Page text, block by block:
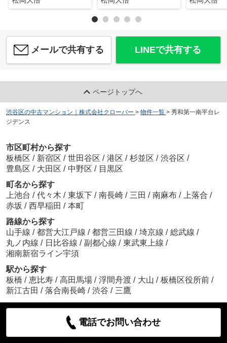
メールで共有する LINEで共有する
ページトップへ
渋谷区の中古マンション｜株式会社クローバー > 物件一覧 > 秀和第一南平台レ
ジデンス
市区町村から探す
板橋区 / 新宿区 / 世田谷区 / 港区 / 杉並区 / 渋谷区 /
豊島区 / 大田区 / 中野区 / 目黒区
町名から探す
上池台 / 代々木 / 東坂下 / 南長崎 / 三田 / 南麻布 / 上落合 /
赤坂 / 西早稲田 / 本町
路線から探す
山手線 / 都営大江戸線 / 都営三田線 / 埼京線 / 総武線 /
丸ノ内線 / 日比谷線 / 副都心線 / 東武東上線 /
湘南新宿ライン宇須
駅から探す
板橋 / 恵比寿 / 高田馬場 / 浮間舟渡 / 大山 / 板橋区役所前 /
新江古田 / 落合南長崎 / 渋谷 / 三鷹
電話でお問い合わせ